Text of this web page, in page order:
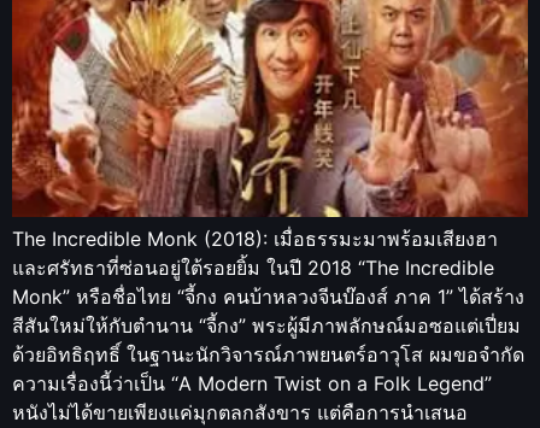
The Incredible Monk (2018): เมื่อธรรมะมาพร้อมเสียงฮา
และศรัทธาที่ซ่อนอยู่ใต้รอยยิ้ม ในปี 2018 “The Incredible
Monk” หรือชื่อไทย “จี้กง คนบ้าหลวงจีนบ๊องส์ ภาค 1” ได้สร้าง
สีสันใหม่ให้กับตำนาน “จี้กง” พระผู้มีภาพลักษณ์มอซอแต่เปี่ยม
ด้วยอิทธิฤทธิ์ ในฐานะนักวิจารณ์ภาพยนตร์อาวุโส ผมขอจำกัด
ความเรื่องนี้ว่าเป็น “A Modern Twist on a Folk Legend”
หนังไม่ได้ขายเพียงแค่มุกตลกสังขาร แต่คือการนำเสนอ